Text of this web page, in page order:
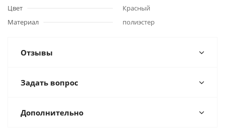
Цвет
Красный
Материал
полиэстер
Отзывы
Задать вопрос
Дополнительно